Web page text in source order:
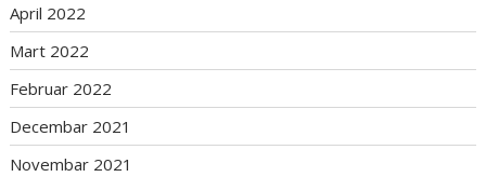
April 2022
Mart 2022
Februar 2022
Decembar 2021
Novembar 2021